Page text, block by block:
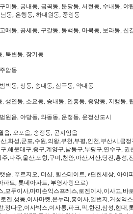
미동, 궁내동, 금곡동, 분당동, 서현동, 수내동,
동, 은행동, 하대원동, 중앙동
매동, 공세동, 구갈동, 동백동, 마북동, 보라동,
, 북변동, 장기동
암동
박동, 상동, 송내동, 심곡동, 약대동
생연동, 소요동, 송내동, 안흥동, 중앙동, 지행동,
원읍, 야당동, 와동동, 운정동, 운정신도시
읍, 오포읍, 송정동, 곤지암읍
,화성,군포,수원,의왕,부천,부평,인천,부산시,금
,해운대구,중구,계양구,남동구,부평구,연수구,
,나주,울산,포항,구미,천안,아산,서산,당진,홍성,
슬, 푸르지오, 더샵, 힐스테이트, e편한세상, 아이
파트, 롯데아파트, 부영사랑으로)
,모두이사,마미손익스프레스,로젠이사,이사고,바
젠,성동,이사마켓,온누리,홍이사,일번지,거성익
,정다운,이사박스,이사통,파크,픽,한진,삼성,현대,